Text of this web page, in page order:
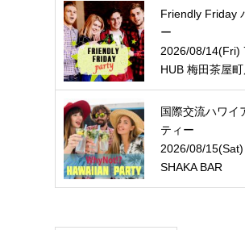
Friendly Friday
ー
2026/08/14(Fri)
HUB 梅田茶屋
国際交流ハワイ
ティー
2026/08/
SHAKA BAR